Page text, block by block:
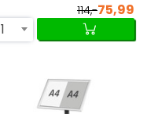
114,-75,99
1